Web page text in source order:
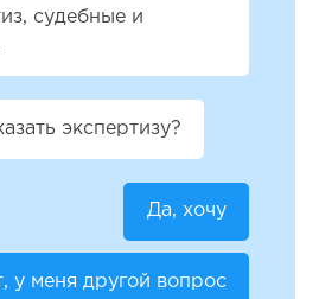
судебные и
экспертизу?
Да, хочу
у меня другой вопрос